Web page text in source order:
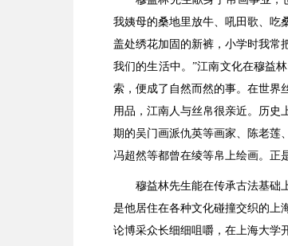
我姨母的桑地里放牛、吼田歌、吃
盖处绣花加固的新裤，小学时我常
我们的生活中。”江南文化在穆益
索，便成了自然而然的事。在世界
用品，江南人与丝帛很亲近。历史
期的吴门画派仇英等画家、陈老莲
冯超然等都曾在绫等帛上绘画。正
穆益林先生能在传承古法基础
是他居住在各种文化碰撞交织的上
论博采众长细细咀嚼，在上海大学